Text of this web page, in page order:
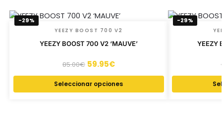
-29%
YEEZY BOOST 700 V2
YEEZY BOOST 700 V2 ‘MAUVE’
85.00€ 59.95€
Seleccionar opciones
-29%
YEEZY